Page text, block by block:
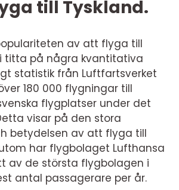
till Tyskland.
av att flyga till
titta på några kvantitativa
statistik från Luftfartsverket
180 000 flygningar till
flygplatser under det
visar på den stora
betydelsen av att flyga till
har flygbolaget Lufthansa
av de största flygbolagen i
antal passagerare per år.